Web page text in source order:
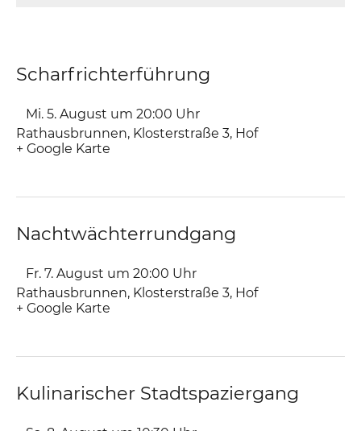
Scharfrichterführung
Mi. 5. August um 20:00 Uhr
Rathausbrunnen, Klosterstraße 3 Hof
+ Google Karte
Nachtwächterrundgang
Fr. 7. August um 20:00 Uhr
Rathausbrunnen, Klosterstraße 3 Hof
+ Google Karte
Kulinarischer Stadtspaziergang